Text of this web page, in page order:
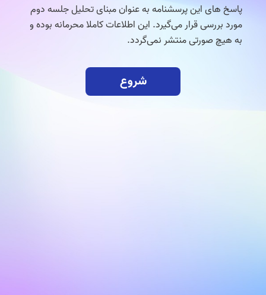
پاسخ های این پرسشنامه به عنوان مبنای تحلیل جلسه دوم
مورد بررسی قرار می‌گیرد. این اطلاعات کاملا محرمانه بوده و
به هیچ صورتی منتشر نمی‌گردد.
شروع